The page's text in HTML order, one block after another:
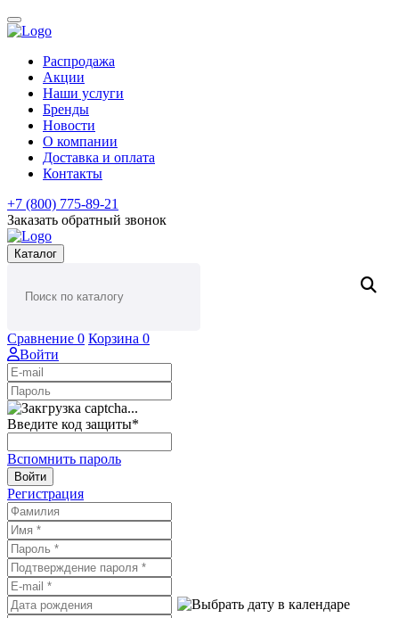
Распродажа
Акции
Наши услуги
Бренды
Новости
О компании
Доставка и оплата
Контакты
+7 (800) 775-89-21
Заказать обратный звонок
Каталог
Сравнение 0 Корзина 0
Войти
Введите код защиты*
Вспомнить пароль
Войти
Регистрация